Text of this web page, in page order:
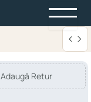
Adaugă Retur